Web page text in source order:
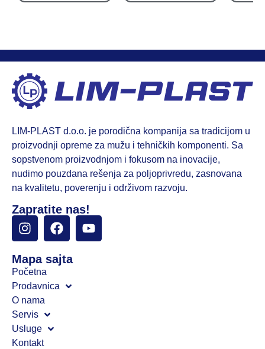
LIM-PLAST d.o.o. je porodična kompanija sa tradicijom u
proizvodnji opreme za mužu i tehničkih komponenti. Sa
sopstvenom proizvodnjom i fokusom na inovacije,
nudimo pouzdana rešenja za poljoprivredu, zasnovana
na kvalitetu, poverenju i održivom razvoju.
Zapratite nas!
Mapa sajta
Početna
Prodavnica
O nama
Servis
Usluge
Kontakt